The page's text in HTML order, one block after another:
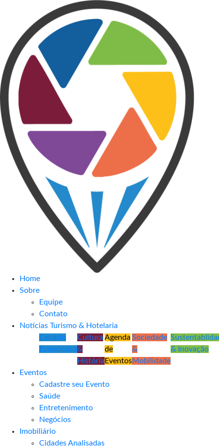
Home
Sobre
Equipe
Contato
Notícias Turismo & Hotelaria
Cenário
Econômico
Cultura
&
História
Agenda
de
Eventos
Sociedade
&
Mobilidade
& Inovação
Eventos
Cadastre seu Evento
Saúde
Entretenimento
Negócios
Imobiliário
Cidades Analisadas